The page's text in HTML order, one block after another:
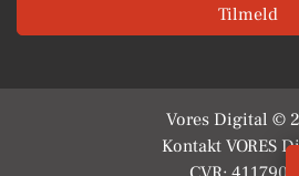
Tilmeld
Vores Digital ©
Kontakt VORES